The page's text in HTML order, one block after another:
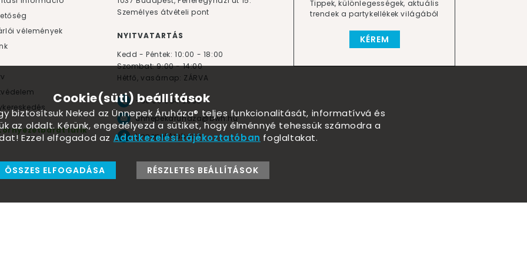
Tippek, különlegességek, aktuális
trendek a partykellékek világából
KÉREM
vélemények
lufik
Személyes átvételi pont
NYITVATARTÁS
Kedd - Péntek: 10:00 - 18:00
Szombat: 9:00 - 14:00
Hétfő, vasárnap: ZÁRVA
+36 30 984 6955
unnepekaruhaza@bwh.hu
UnnepekAruhaza
Cookie(süti) beállítások
biztosítsuk Neked az Ünnepek Áruháza® teljes funkcionalitását, informatívvá és
az oldalt. Kérünk, engedélyezd a sütiket, hogy élménnyé tehessük számodra a
Ezzel elfogadod az Adatkezelési tájékoztatóban foglaltakat.
ÖSSZES ELFOGADÁSA RÉSZLETES BEÁLLÍTÁSOK